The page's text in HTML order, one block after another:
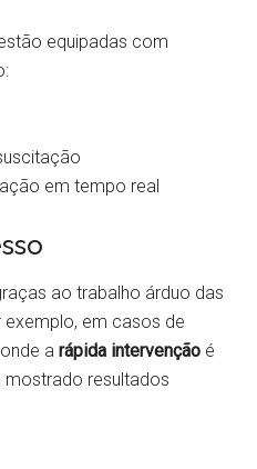
equipadas com
em tempo real
ao trabalho árduo das
exemplo, em casos de
arápida intervenção é
mostrado resultados